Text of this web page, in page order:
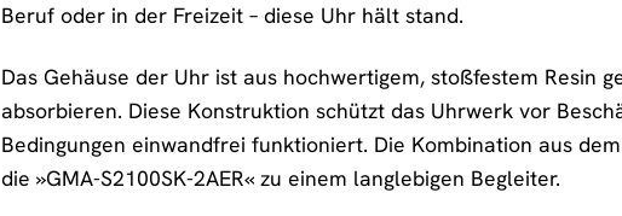
Beruf oder in der Freizeit – diese Uhr hält stand.
Das Gehäuse der Uhr ist aus hochwertigem, stoßfestem Resin
absorbieren. Diese Konstruktion schützt das Uhrwerk vor
Bedingungen einwandfrei funktioniert. Die Kombination aus
die »GMA-S2100SK-2AER« zu einem langlebigen Begleiter.